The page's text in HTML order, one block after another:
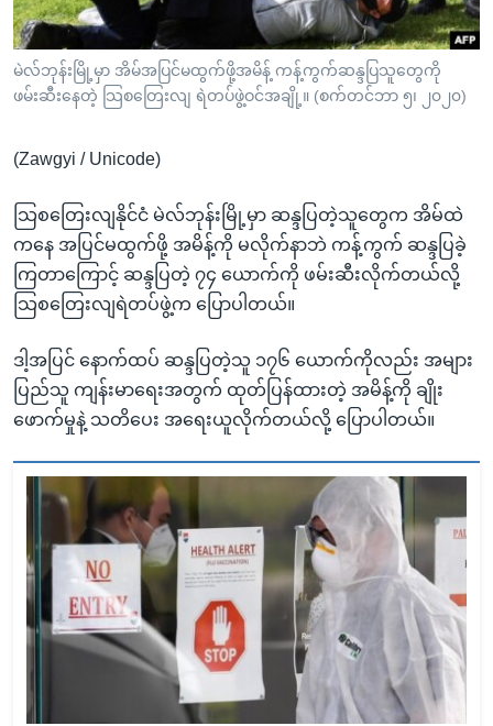
သို့
ကျော်
ကြည့်
ရန်
ရန်
ကျော်
ရန်
ဗွီအိုအေ လူမှုကွန်ယက်များ
မဲလ်ဘုန်းမြို့မှာ အိမ်အပြင်မထွက်ဖို့အမိန့် ကန့်ကွက်ဆန္ဒပြသူတွေကို
ဖမ်းဆီးနေတဲ့ သြစတြေးလျ ရဲတပ်ဖွဲ့ဝင်အချို့။ (စက်တင်ဘာ ၅၊ ၂၀၂၀)
(Zawgyi / Unicode)
သြစတြေးလျနိုင်ငံ မဲလ်ဘုန်းမြို့မှာ ဆန္ဒပြတဲ့သူတွေက အိမ်ထဲ
ကနေ အပြင်မထွက်ဖို့ အမိန့်ကို မလိုက်နာဘဲ ကန့်ကွက် ဆန္ဒပြခဲ့
ကြတာကြောင့် ဆန္ဒပြတဲ့ ၇၄ ယောက်ကို ဖမ်းဆီးလိုက်တယ်လို့
သြစတြေးလျရဲတပ်ဖွဲ့က ပြောပါတယ်။
ဒါ့အပြင် နောက်ထပ် ဆန္ဒပြတဲ့သူ ၁၇၆ ယောက်ကိုလည်း အများ
ပြည်သူ ကျန်းမာရေးအတွက် ထုတ်ပြန်ထားတဲ့ အမိန့်ကို ချိုး
ဖောက်မှုနဲ့ သတိပေး အရေးယူလိုက်တယ်လို့ ပြောပါတယ်။